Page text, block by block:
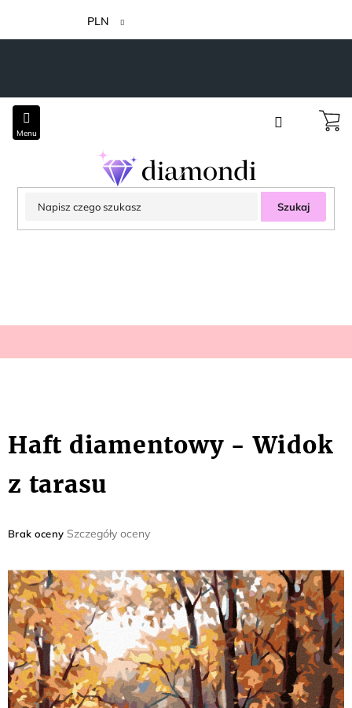
treści
PLN
Szukaj
Haft diamentowy - Widok
z tarasu
Średnia
wynosi
0,0
na
5
gwiazdek.
Brak oceny Szczegóły oceny